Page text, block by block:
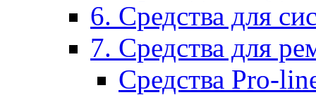
6. Средства для
7. Средства для
Средства Pro-